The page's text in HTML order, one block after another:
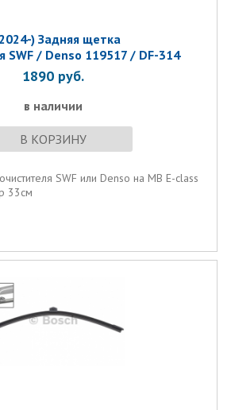
) Задняя щетка
SWF / Denso 119517 / DF-314
1890 руб.
в наличии
В КОРЗИНУ
SWF или Denso на MB E-class
33см